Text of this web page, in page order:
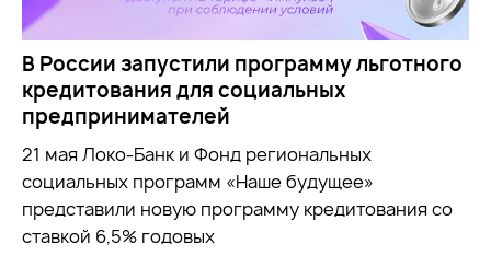
В России запустили программу льготного
кредитования для социальных
предпринимателей
21 мая Локо-Банк и Фонд региональных
социальных программ «Наше будущее»
представили новую программу кредитования со
ставкой 6,5% годовых